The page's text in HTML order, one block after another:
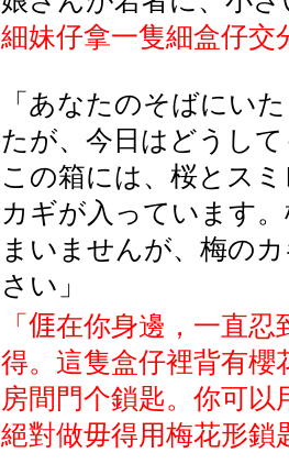
細妹仔拿一隻細盒仔交
「あなたのそばにい
たが、今日はどうし
この箱には、桜とス
カギが入 っています。
まいませんが、梅の
さい」
「 𠊎在你身邊，一直忍
得。這隻盒仔裡背有櫻
房間門个鎖匙。你可
絕對做毋得用梅花形鎖